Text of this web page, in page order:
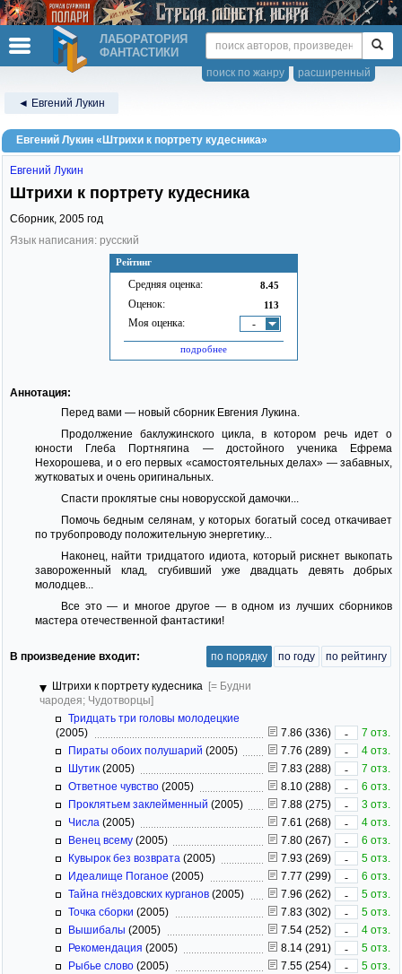
ЛАБОРАТОРИЯ
ФАНТАСТИКИ
расширенный
поиск по жанру
◄ Евгений Лукин
Евгений Лукин «Штрихи к портрету кудесника»
Рейтинг
Средняя оценка: 8.45
Оценок: 113
Моя оценка: -
подробнее
Евгений Лукин
Штрихи к портрету кудесника
Сборник, 2005 год
Язык написания: русский
Аннотация:
Перед вами — новый сборник Евгения Лукина.
Продолжение баклужинского цикла, в котором речь идет о
юности Глеба Портнягина — достойного ученика Ефрема
Нехорошева, и о его первых «самостоятельных делах» — забавных,
жутковатых и очень оригинальных.
Спасти проклятые сны новорусской дамочки...
Помочь бедным селянам, у которых богатый сосед откачивает
по трубопроводу положительную энергетику...
Наконец, найти тридцатого идиота, который рискнет выкопать
завороженный клад, сгубивший уже двадцать девять добрых
молодцев...
Все это — и многое другое — в одном из лучших сборников
мастера отечественной фантастики!
В произведение входит: по порядку по году по рейтингу
Штрихи к портрету кудесника [= Будни
чародея; Чудотворцы]
Тридцать три головы молодецкие
(2005)
7.86 (336) -
7 отз.
Пираты обоих полушарий (2005) 7.76 (289) -
4 отз.
Шутик (2005) 7.83 (288) -
7 отз.
Ответное чувство (2005) 8.10 (288) -
6 отз.
Проклятьем заклейменный (2005) 7.88 (275) -
3 отз.
Числа (2005) 7.61 (268) -
4 отз.
Венец всему (2005) 7.80 (267) -
6 отз.
Кувырок без возврата (2005) 7.93 (269) -
5 отз.
Идеалище Поганое (2005) 7.77 (299) -
6 отз.
Тайна гнёздовских курганов (2005) 7.96 (262) -
5 отз.
Точка сборки (2005) 7.83 (302) -
5 отз.
Вышибалы (2005) 7.54 (252) -
4 отз.
Рекомендация (2005) 8.14 (291) -
5 отз.
Рыбье слово (2005) 7.55 (254) -
5 отз.